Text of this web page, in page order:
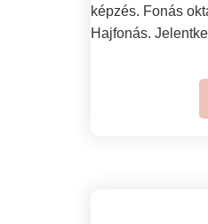
képzés. Fonás
Hajfonás.